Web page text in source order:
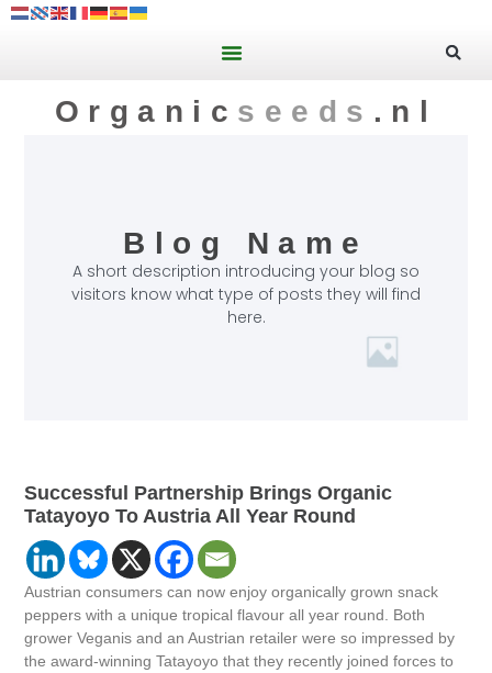
Organic seeds .nl
Blog Name
A short description introducing your blog so
visitors know what type of posts they will find
here.
Successful Partnership Brings Organic
Tatayoyo To Austria All Year Round
Austrian consumers can now enjoy organically grown snack
peppers with a unique tropical flavour all year round. Both
grower Veganis and an Austrian retailer were so impressed by
the award-winning Tatayoyo that they recently joined forces to